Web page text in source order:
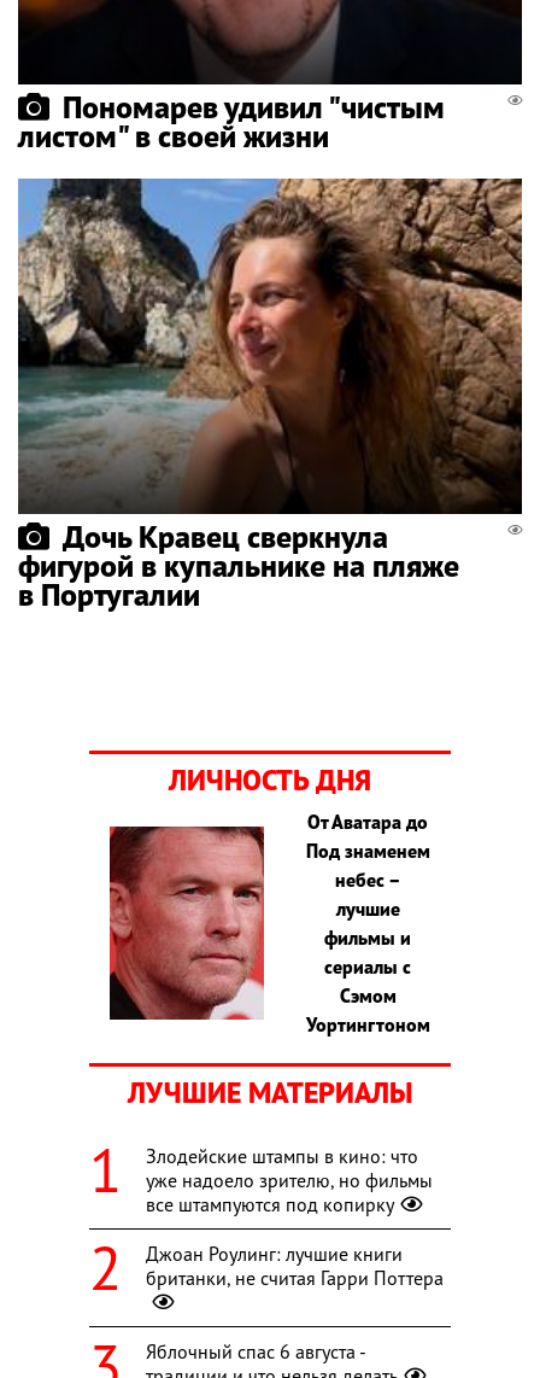
Пономарев удивил "чистым
листом" в своей жизни
Дочь Кравец сверкнула
фигурой в купальнике на пляже
в Португалии
ЛИЧНОСТЬ ДНЯ
От Аватара до
Под знаменем
небес –
лучшие
фильмы и
сериалы с
Сэмом
Уортингтоном
ЛУЧШИЕ МАТЕРИАЛЫ
Злодейские штампы в кино: что
уже надоело зрителю, но фильмы
все штампуются под копирку
Джоан Роулинг: лучшие книги
британки, не считая Гарри Поттера
Яблочный спас 6 августа -